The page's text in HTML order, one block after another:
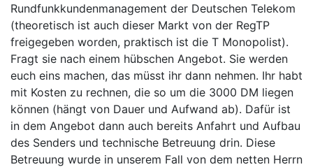
Rundfunkkundenmanagement der Deutschen Telekom
(theoretisch ist auch dieser Markt von der RegTP
freigegeben worden, praktisch ist die T Monopolist).
Fragt sie nach einem hübschen Angebot. Sie werden
euch eins machen, das müsst ihr dann nehmen. Ihr habt
mit Kosten zu rechnen, die so um die 3000 DM liegen
können (hängt von Dauer und Aufwand ab). Dafür ist
in dem Angebot dann auch bereits Anfahrt und Aufbau
des Senders und technische Betreuung drin. Diese
Betreuung wurde in unserem Fall von dem netten Herrn